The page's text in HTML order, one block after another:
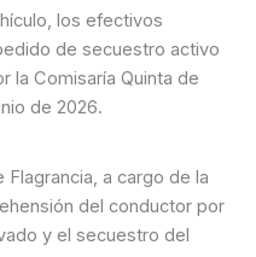
los efectivos
de secuestro activo
la Comisaría Quinta de
de 2026.
a cargo de la
del conductor por
y el secuestro del